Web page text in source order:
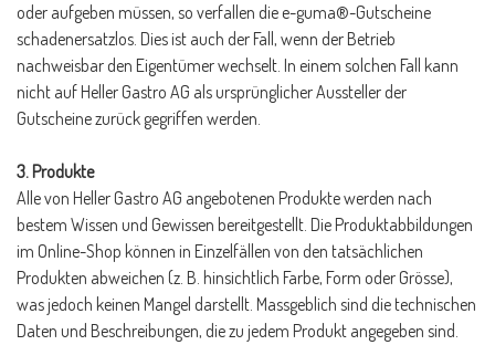
oder aufgeben müssen, so verfallen die e-guma®-Gutscheine
schadenersatzlos. Dies ist auch der Fall, wenn der Betrieb
nachweisbar den Eigentümer wechselt. In einem solchen Fall kann
nicht auf Heller Gastro AG als ursprünglicher Aussteller der
Gutscheine zurück gegriffen werden.
3. Produkte
Alle von Heller Gastro AG angebotenen Produkte werden nach
bestem Wissen und Gewissen bereitgestellt. Die Produktabbildungen
im Online-Shop können in Einzelfällen von den tatsächlichen
Produkten abweichen (z. B. hinsichtlich Farbe, Form oder Grösse),
was jedoch keinen Mangel darstellt. Massgeblich sind die technischen
Daten und Beschreibungen, die zu jedem Produkt angegeben sind.